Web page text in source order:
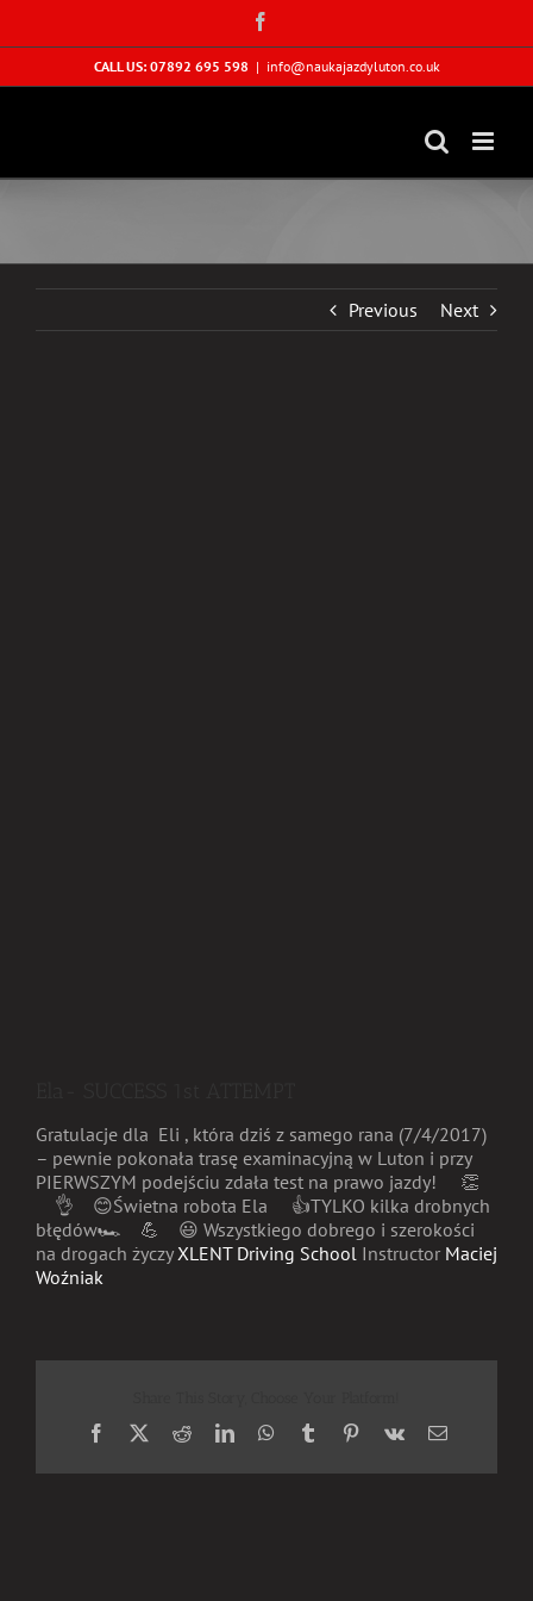
CALL US: 07892 695 598 | info@naukajazdyluton.co.uk
Previous Next
Gratulacje dla Eli , która dziś z samego rana (7/4/2017)
– pewnie pokonała trasę examinacyjną w Luton i przy
PIERWSZYM podejściu zdała test na prawo jazdy!
👏
👌
😊Świetna robota Ela 👍TYLKO kilka drobnych
błędów🏎
💪 😃 Wszystkiego dobrego i szerokości
na drogach życzyXLENT Driving School Instructor Maciej
Woźniak
Facebook
X RedditLinkedInWhatsApp
TumblrPinterest
Vk Email